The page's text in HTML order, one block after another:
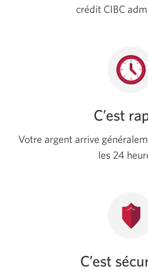
crédit CIBC
C’est
Votre argent arrive
les 24
C’est